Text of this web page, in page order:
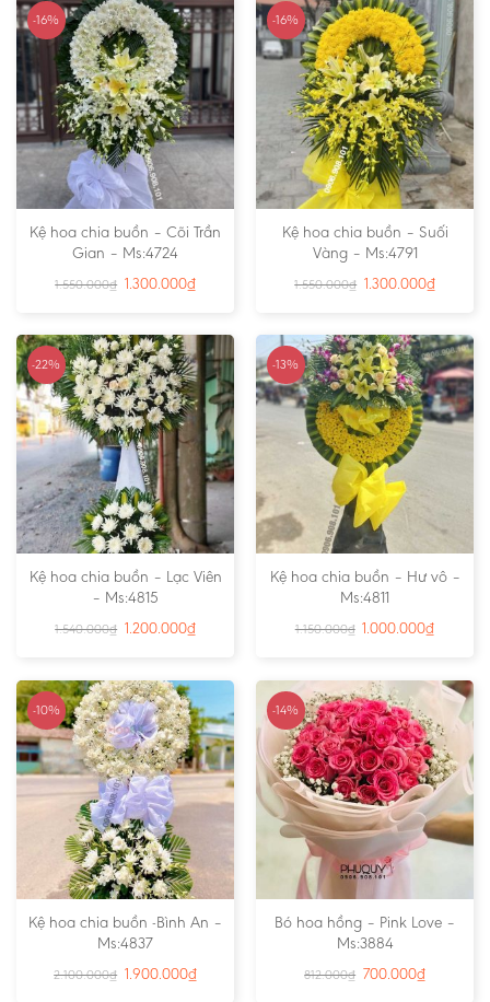
-16%
Kệ hoa chia buồn – Cõi Trần
Gian – Ms:4724
1.550.000₫ 1.300.000₫
-16%
Kệ hoa chia buồn – Suối
Vàng – Ms:4791
1.550.000₫ 1.300.000₫
-22%
Kệ hoa chia buồn – Lạc Viên
– Ms:4815
1.540.000₫ 1.200.000₫
-13%
Kệ hoa chia buồn – Hư vô –
Ms:4811
1.150.000₫ 1.000.000₫
-10%
Kệ hoa chia buồn -Bình An –
Ms:4837
2.100.000₫ 1.900.000₫
-14%
Bó hoa hồng – Pink Love –
Ms:3884
812.000₫ 700.000₫